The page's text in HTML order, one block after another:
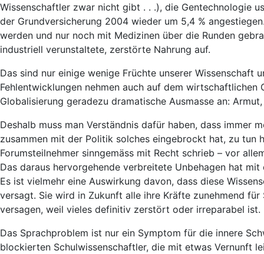
Wissenschaftler zwar nicht gibt . . .), die Gentechnologie
der Grundversicherung 2004 wieder um 5,4 %
werden und nur noch mit Medizinen über die Runden
industriell verunstaltete, zerstörte Nahrung auf.
Das sind nur einige wenige Früchte unserer Wissenschaft
Fehlentwicklungen nehmen auch auf dem
Globalisierung geradezu dramatische Ausmasse an:
Deshalb muss man Verständnis dafür haben, dass immer
zusammen mit der Politik solches eingebrockt hat, zu tun
Forumsteilnehmer sinngemäss mit Recht schrieb – vor
Das daraus hervorgehende verbreitete Unbehagen hat
Es ist vielmehr eine Auswirkung davon, dass diese
versagt. Sie wird in Zukunft alle ihre Kräfte zunehmend
versagen, weil vieles definitiv zerstört oder irreparabel ist.
Das Sprachproblem ist nur ein Symptom für die innere
blockierten Schulwissenschaftler, die mit etwas Vernunft